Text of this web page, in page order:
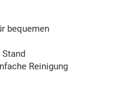
bequemen
Reinigung